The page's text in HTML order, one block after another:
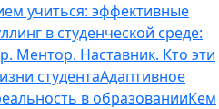
учиться: эффективные
в студенческой среде:
Ментор. Наставник. Кто эти
студентаАдаптивное
в образованииКем